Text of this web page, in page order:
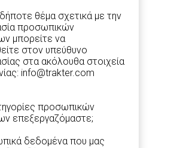
θέμα σχετικά με την
προσωπικών
μπορείτε να
στον υπεύθυνο
στα ακόλουθα στοιχεία
info@trakter.com
προσωπικών
επεξεργαζόμαστε;
δεδομένα που μας